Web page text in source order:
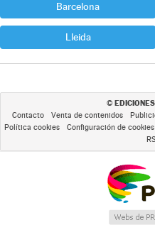
Barcelona
Lleida
©
Contacto Venta de contenidos
Política cookies
Configuración de cookies